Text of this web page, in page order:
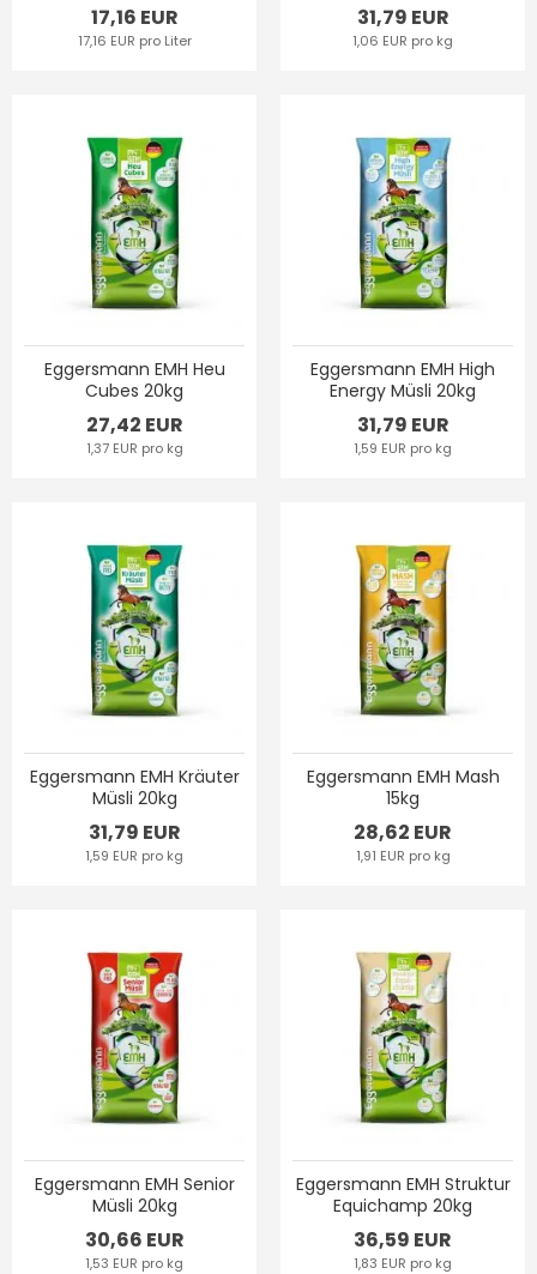
17,16 EUR
17,16 EUR pro Liter
31,79 EUR
1,06 EUR pro kg
Eggersmann EMH Heu
Cubes 20kg
27,42 EUR
1,37 EUR pro kg
Eggersmann EMH High
Energy Müsli 20kg
31,79 EUR
1,59 EUR pro kg
Eggersmann EMH Kräuter
Müsli 20kg
31,79 EUR
1,59 EUR pro kg
Eggersmann EMH Mash
15kg
28,62 EUR
1,91 EUR pro kg
Eggersmann EMH Senior
Müsli 20kg
30,66 EUR
1,53 EUR pro kg
Eggersmann EMH Struktur
Equichamp 20kg
36,59 EUR
1,83 EUR pro kg